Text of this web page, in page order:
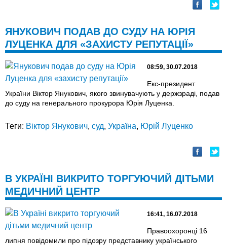
ЯНУКОВИЧ ПОДАВ ДО СУДУ НА ЮРІЯ
ЛУЦЕНКА ДЛЯ «ЗАХИСТУ РЕПУТАЦІЇ»
08:59, 30.07.2018
Екс-президент
України Віктор Янукович, якого звинувачують у держзраді, подав
до суду на генерального прокурора Юрія Луценка.
Теги: Віктор Янукович, суд, Україна, Юрій Луценко
В УКРАЇНІ ВИКРИТО ТОРГУЮЧИЙ ДІТЬМИ
МЕДИЧНИЙ ЦЕНТР
16:41, 16.07.2018
Правоохоронці 16
липня повідомили про підозру представнику українського